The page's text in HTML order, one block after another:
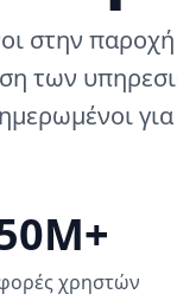
στην
των
για
χρηστών